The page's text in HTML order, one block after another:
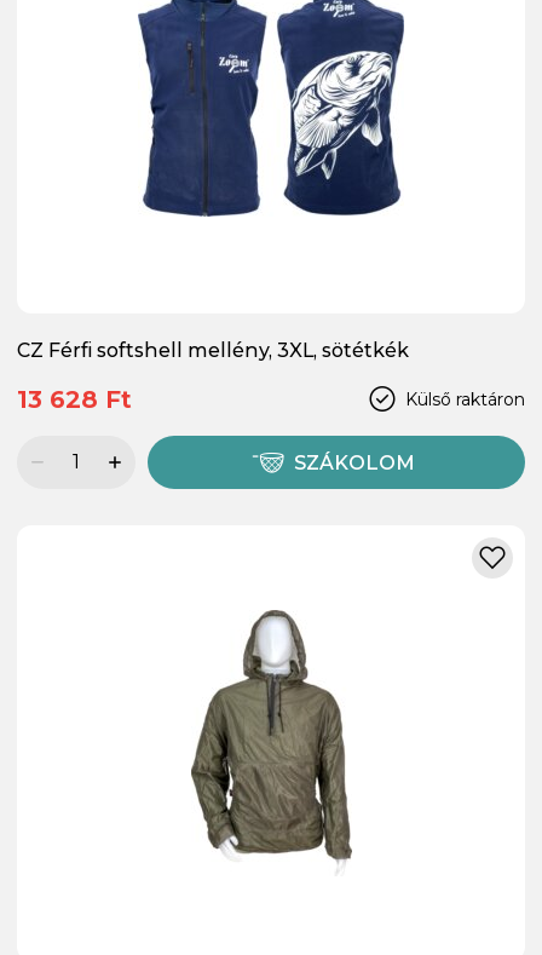
CZ Férfi softshell mellény, 3XL, sötétkék
Külső raktáron
13 628 Ft
SZÁKOLOM